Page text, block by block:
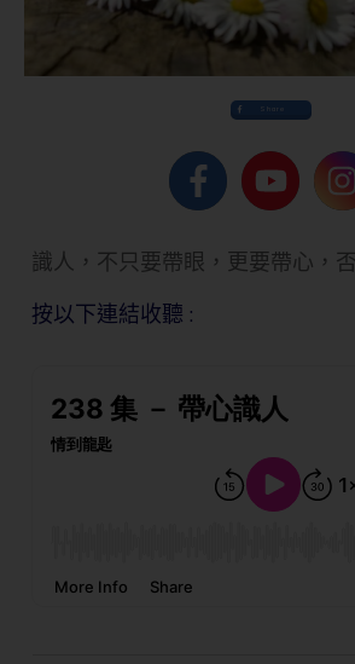
Share
識人，不只要帶眼，更要帶心，
按以下連結收聽 :